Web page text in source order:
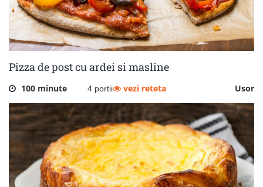
Pizza de post cu ardei si masline
100 minute 4 portii Usor
vezi reteta